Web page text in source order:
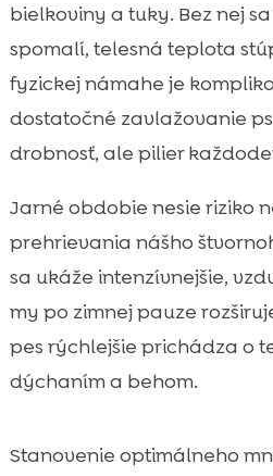
bielkoviny a tuky. Bez nej
spomalí, telesná teplota
fyzickej námahe je
dostatočné zavlažovanie
drobnosť, ale pilier
Jarné obdobie nesie riziko
prehrievania nášho
sa ukáže intenzívnejšie,
my po zimnej pauze
pes rýchlejšie prichádza o
dýchaním a behom.
Stanovenie optimálneho